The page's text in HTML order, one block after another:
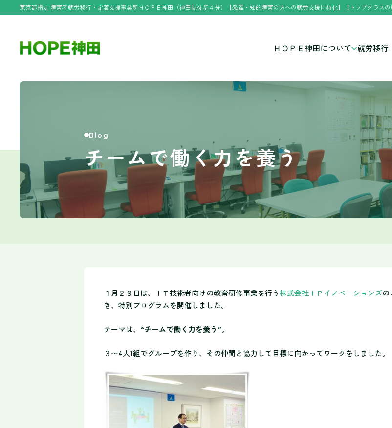
東京都指定 障害者就労移行・定着支援事業所ＨＯＰＥ神田（神田駅徒歩４分）【発達・知的障害の方への就労支援に特化】【トップクラスの
ＨＯＰＥ神田について 就労移行
Blog
チームで働く力を養う
１月２９日は、ＩＴ技術者向けの教育研修事業を行う株式会社ＩＰイノベーションズの
き、特別プログラムを開催しました。
テーマは、 “チームで働く力を養う”。
３〜4人1組でグループを作り、その仲間と協力して目標に向かってワークをしました。